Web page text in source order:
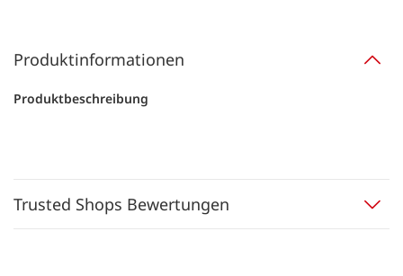
Produktinformationen
Produktbeschreibung
Trusted Shops Bewertungen